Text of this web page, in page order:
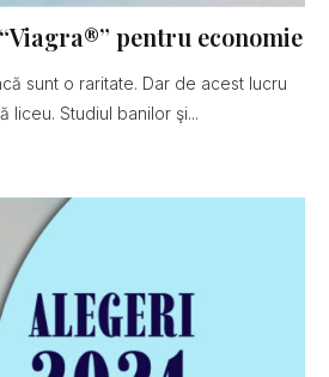
pentru economie
sunt o raritate. Dar de acest lucru
liceu. Studiul banilor şi...